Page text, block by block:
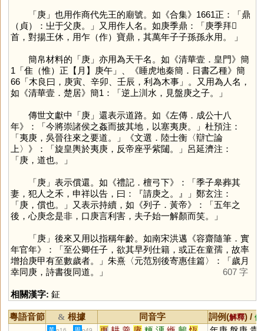
「庚」也用作商代先王的廟號。如《合集》1661正：「鼎
（貞）：㞢于父庚。」又用作人名。如庚季鼎：「庚季拜𩒨
首，對揚王休，用乍（作）寶鼎，其萬年子子孫孫永用。 」
簡帛材料的「庚」亦用為天干名。如《清華壹．皇門》簡
1「隹（惟）正【月】庚午」、《睡虎地秦簡．日書乙種》簡
66「木良曰，庚寅、辛卯、壬辰，利為木事」。又用為人名，
如《清華壹．楚居》簡1：「逆上汌水，見盤庚之子。」
傳世文獻中「庚」還表示道路。如《左傳．成公十八
年》：「今將崇諸侯之姦而披其地，以塞夷庚。」杜預注：
「夷庚，吳晉往來之要道。」《文選．陸士衡〈辯亡論
上〉》：「旋皇輿於夷庚，反帝座乎紫闥。」呂延濟注：
「庚，道也。」
「庚」表示償還。如《禮記．檀弓下》：「季子皋葬其
妻，犯人之禾，申祥以告，曰：『請庚之。』」鄭玄注：
「庚，償也。」又表示持續，如《列子．黃帝》：「五年之
後，心庚念是非，口庚言利害，夫子始一解顏而笑。」
「庚」後來又用以指稱年齡。如南宋洪邁《容齋隨筆．實
年官年》：「至公卿任子，欲其早列仕籍，或正在童孺，故率
增抬庚甲有至數歲者。」朱熹〈元范別後寄惠佳篇〉：「歲月
幸同庚，詩書復同道。」
607 字
相關漢字: 鉦
粵語音節 & 根據 同音字 詞例(解釋) / 備